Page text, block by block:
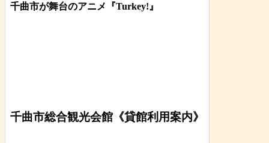
千曲市が舞台のアニメ『Turkey!』
千曲市総合観光会館《貸館利用案内》